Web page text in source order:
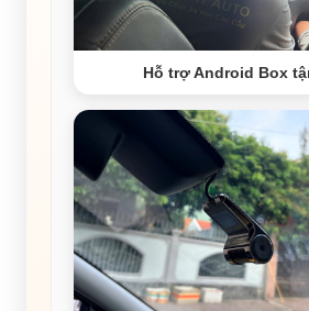
Hỗ trợ Android Box